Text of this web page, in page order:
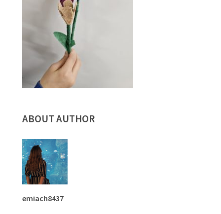
ABOUT AUTHOR
emiach8437